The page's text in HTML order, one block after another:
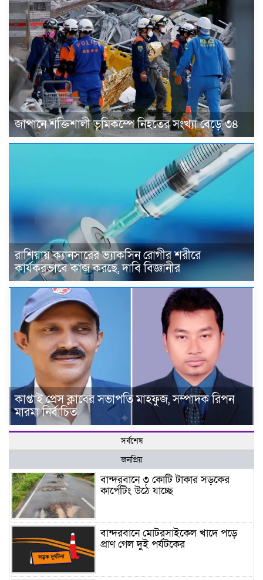
জাপানে শক্তিশালী ভূমিকম্পে নিহতের সংখ্যা বেড়ে ৩৪
রাশিয়ায় ক্যানসারের ভ্যাকসিন রোগীর শরীরে
কার্যকরভাবে কাজ করছে, দাবি বিজ্ঞানীর
কাপ্তাই প্রেস ক্লাবের সভাপতি মাহফুজ, সম্পাদক রিপন
মারমা নির্বাচিত
সর্বশেষ
জনপ্রিয়
বান্দরবানে ৩ কোটি টাকার সড়কের
কার্পেটিং উঠে যাচ্ছে
বান্দরবানে মোটরসাইকেল খাদে পড়ে
প্রাণ গেল দুই পর্যটকের